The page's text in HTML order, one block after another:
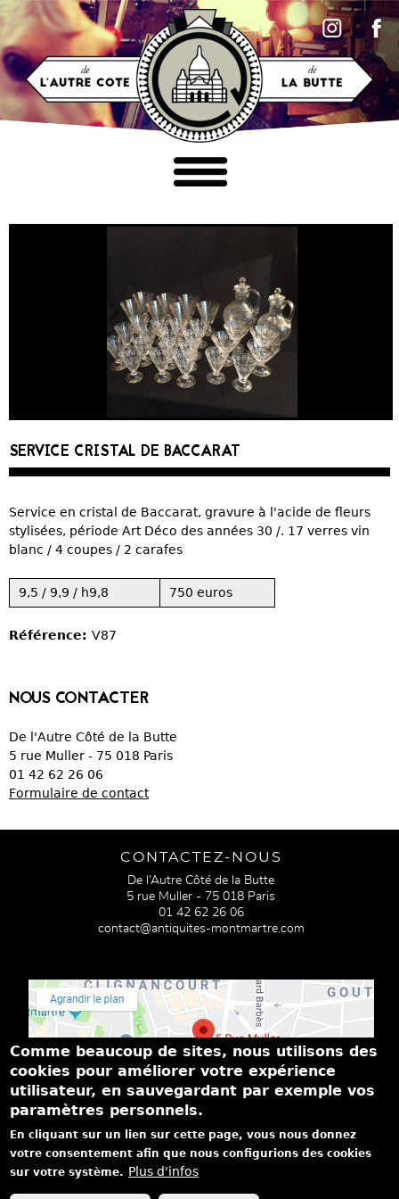
Accéder au contenu
MOBILIER
LUMINAIRES
TABLEAUX
VIEUX PAPIERS
OBJETS DÉCORATIFS
CRÉATIONS
SERVICE CRISTAL DE BACCARAT
Service en cristal de Baccarat, gravure à l'acide de fleurs
stylisées, période Art Déco des années 30 /. 17 verres vin
blanc / 4 coupes / 2 carafes
9,5 / 9,9 / h9,8 750 euros
Référence: V87
NOUS CONTACTER
De l'Autre Côté de la Butte
5 rue Muller - 75 018 Paris
01 42 62 26 06
Formulaire de contact
CONTACTEZ-NOUS
De l’Autre Côté de la Butte
5 rue Muller - 75 018 Paris
01 42 62 26 06
contact@antiquites-montmartre.com
PASSEZ NOUS VOIR
Du mardi au samedi de 14h à 19h
Dimanche de 15h à 18h
Comme beaucoup de sites, nous utilisons des
cookies pour améliorer votre expérience
utilisateur, en sauvegardant par exemple vos
paramètres personnels.
En cliquant sur un lien sur cette page, vous nous donnez
votre consentement afin que nous configurions des cookies
sur votre système. Plus d'infos